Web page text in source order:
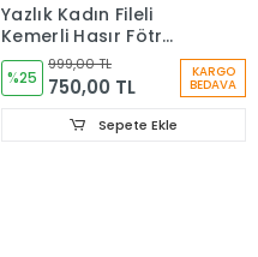
Yazlık Kadın Fileli
Kemerli Hasır Fötr
Şapka 6223
%25
999,00 TL
750,00 TL
KARGO
BEDAVA
Sepete Ekle